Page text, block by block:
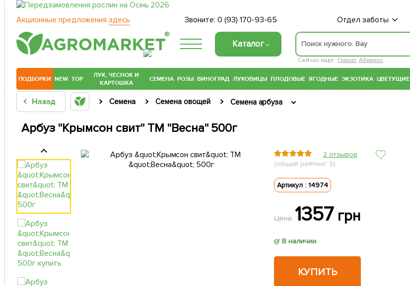
Акционные предложения здесь Звоните:0 (93) 170-93-65 Отдел заботы
®
Каталог
Сейчас ищут: Гранат Абрикос
ПОДБОРКИ NEW TOP
ЛУК, ЧЕСНОК И
КАРТОШКА
СЕМЕНА РОЗЫ ВИНОГРАД ЛУКОВИЦЫ ПЛОДОВЫЕ ЯГОДНЫЕ ЭКЗОТИКА ЦВЕТУЩИЕ
Назад Семена Семена овощей Семена арбуза
Арбуз "Крымсон свит" ТМ "Весна" 500г
2 отзывов
(общий рейтинг: 5)
Артикул : 14974
Цена: 1357 грн
В наличии.
КУПИТЬ